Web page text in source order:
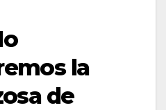
la
de